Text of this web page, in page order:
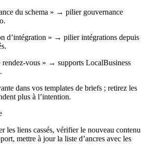
du schema » → pilier gouvernance
d’intégration » → pilier intégrations depuis
rendez-vous » → supports LocalBusiness
dans vos templates de briefs ; retirez les
plus à l’intention.
les liens cassés, vérifier le nouveau contenu
mettre à jour la liste d’ancres avec les